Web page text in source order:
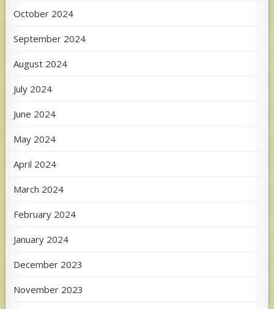
October 2024
September 2024
August 2024
July 2024
June 2024
May 2024
April 2024
March 2024
February 2024
January 2024
December 2023
November 2023